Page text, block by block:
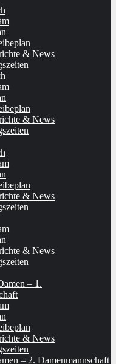
& News
& News
& News
& News
– 1.
& News
– 2. Damenmannschaft